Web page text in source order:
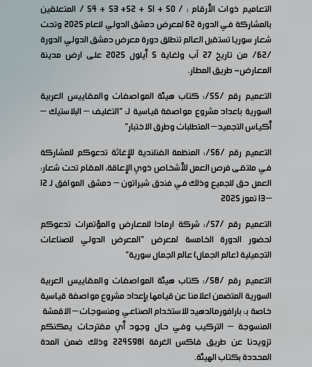
التعاميم ذوات الأرقام : / 50 + 51 + 52+ 53 + 54 / المتعلقين
بالمشاركة في الدورة 62 لمعرض دمشق الدولي للعام 2025 وتحت
شعار سوريا تستقبل العالم تنطلق دورة معرض دمشق الدولي الدورة
/62/ من تاريخ 27 آب ولغاية 5 أيلول 2025 على ارض مدينة
المعارض- طريق المطار.
التعميم رقم /55/: كتاب هيئة المواصفات والمقاييس العربية
السورية باعداد مشروع مواصفة قياسية لـ: "التغليف – البلاستيك –
أكياس التجميد – المتطلبات وطرق الاختبار"
التعميم رقم /56/: المنظمة الفنلندية للإغاثة تدعوكم للمشاركة
في ملتقى فرص العمل للأشخاص ذوي الإعاقة، المقام تحت شعار:
العمل حق للجميع وذلك في فندق شيراتون – دمشق الموافق لـ 12
– 13 تموز 2025
التعميم رقم /57/: شركة ارمادا للمعارض والمؤتمرات تدعوكم
لحضور الدورة الخامسة لمعرض "المعرض الدولي للصناعات
التجميلية (عالم الجمال) عالم الجمال سورية"
التعميم رقم /58/: كتاب هيئة المواصفات والمقاييس العربية
السورية المتضمن اعلامنا عن قيامها بإعداد مشروع مواصفة قياسية
خاصة بـ: بارافورمالدهيد للاستخدام الصناعي ومنسوجات – الاقمشة
المنسوجة – التركيب وفي حال وجود أي مقترحات يمكنكم
تزويدنا عن طريق فاكس الغرفة 2245981 وذلك ضمن المدة
المحددة بكتاب الهيئة.